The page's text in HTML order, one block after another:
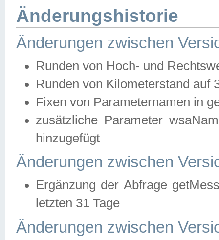
Änderungshistorie
Änderungen zwischen
Runden von Hoch- und
Runden von Kilometerstand auf
Fixen von Parameternamen in
zusätzliche Parameter
hinzugefügt
Änderungen zwischen
Ergänzung der Abfrage
letzten 31 Tage
Änderungen zwischen